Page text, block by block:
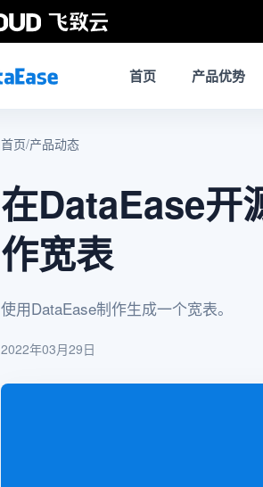
首页 产品优势
首页/产品动态
在DataEase开
作宽表
使用DataEase制作生成一个宽表。
2022年03月29日